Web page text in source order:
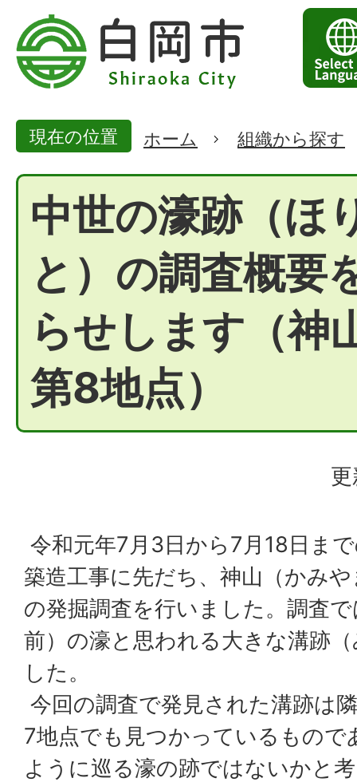
現在の位置 ホーム 組織から探す
中世の濠跡（ほ
と）の調査概要
らせします（神
第8地点）
令和元年7月3日から7月18日ま
築造工事に先だち、神山（かみ
の発掘調査を行いました。調査
前）の濠と思われる大きな溝跡
した。
今回の調査で発見された溝跡は
7地点でも見つかっているもので
ように巡る濠の跡ではないかと